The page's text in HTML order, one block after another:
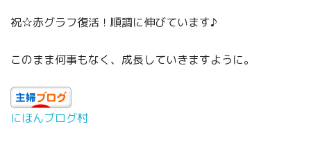
祝☆赤グラフ復活！順調に伸びています♪
このまま何事もなく、成長していきますように。
にほんブログ村